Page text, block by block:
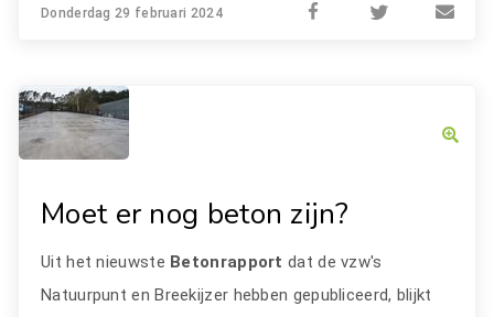
Donderdag 29 februari 2024
Moet er nog beton zijn?
Uit het nieuwste Betonrapportdat de vzw's
Natuurpunt en Breekijzer hebben gepubliceerd, blijkt